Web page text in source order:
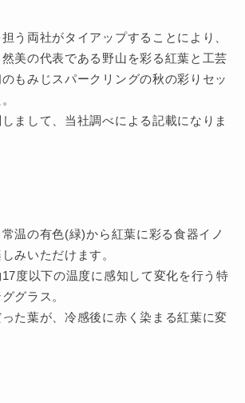
う両社がタイアップすることにより、
美の代表である野山を彩る紅葉と工芸
もみじスパークリングの秋の彩りセッ
まして、当社調べによる記載になりま
温の有色(緑)から紅葉に彩る食器イノ
みいただけます。
度以下の温度に感知して変化を行う特
グラス。
た葉が、冷感後に赤く染まる紅葉に変